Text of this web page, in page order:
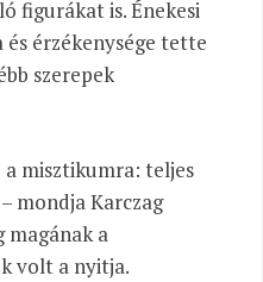
figurákat is. Énekesi
érzékenysége tette
szerepek
misztikumra: teljes
mondja Karczag
magának a
volt a nyitja.